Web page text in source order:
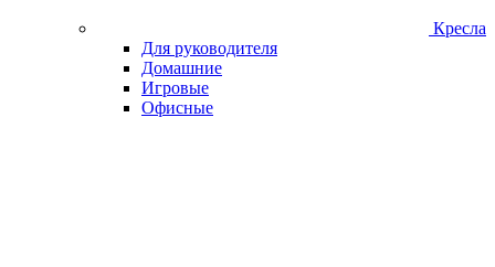
Кресла
Для руководителя
Домашние
Игровые
Офисные